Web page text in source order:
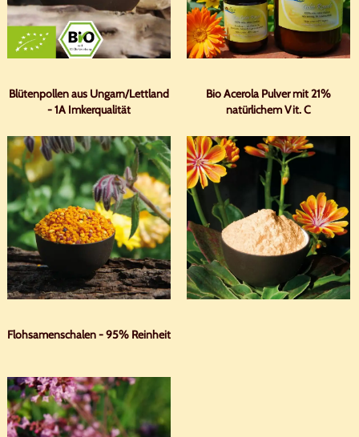
Blütenpollen aus Ungarn/Lettland
- 1A Imkerqualität
Bio Acerola Pulver mit 21%
natürlichem Vit. C
Flohsamenschalen - 95% Reinheit